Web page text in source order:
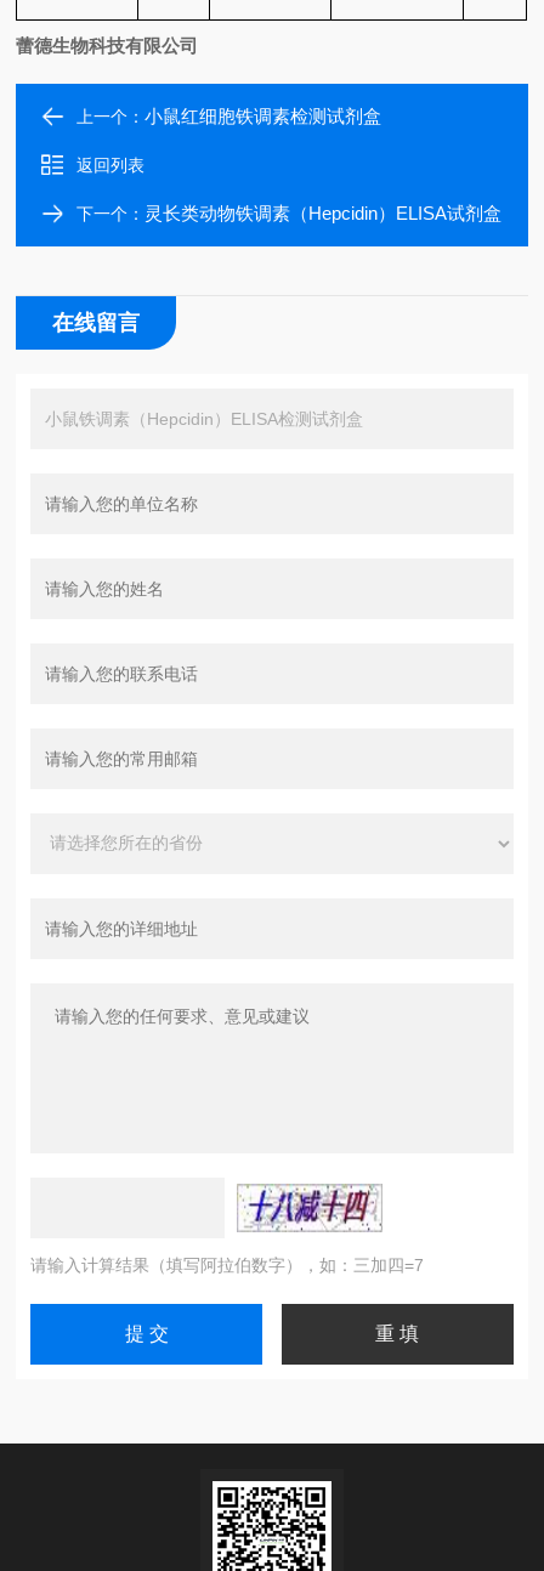
蕾德生物科技有限公司
上一个：小鼠红细胞铁调素检测试剂盒
返回列表
下一个： 灵长类动物铁调素（Hepcidin）ELISA试剂盒
在线留言
请输入计算结果（填写阿拉伯数字），如：三加四=7